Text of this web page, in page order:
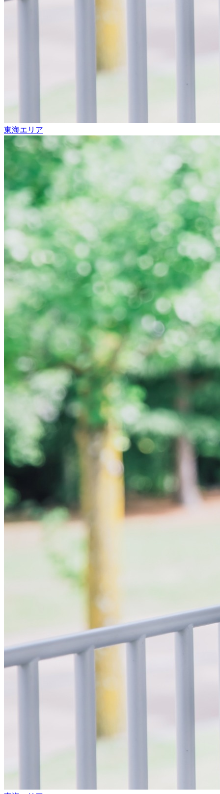
東海エリア